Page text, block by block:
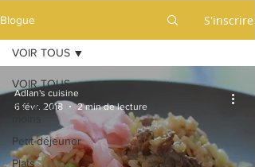
Blogue S'inscrire
VOIR TOUS
30 min et
Petit-déjeuner
Plats
VOIR TOUS
Adlan's cuisine
6 févr. 2018
2 min de lecture